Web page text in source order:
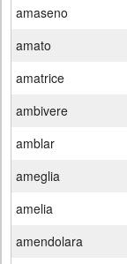
amaseno
amato
amatrice
ambivere
amblar
ameglia
amelia
amendolara